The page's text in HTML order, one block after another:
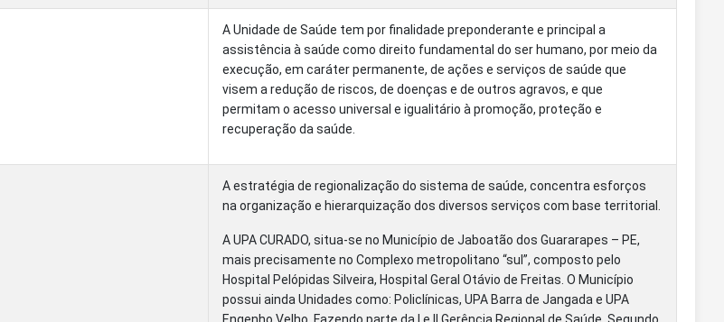
A Unidade de Saúde tem por finalidade preponderante e principal a
assistência à saúde como direito fundamental do ser humano, por meio da
execução, em caráter permanente, de ações e serviços de saúde que
visem a redução de riscos, de doenças e de outros agravos, e que
permitam o acesso universal e igualitário à promoção, proteção e
recuperação da saúde.
A estratégia de regionalização do sistema de saúde, concentra esforços
na organização e hierarquização dos diversos serviços com base territorial.
A UPA CURADO, situa-se no Município de Jaboatão dos Guararapes – PE,
mais precisamente no Complexo metropolitano “sul”, composto pelo
Hospital Pelópidas Silveira, Hospital Geral Otávio de Freitas. O Município
possui ainda Unidades como: Policlínicas, UPA Barra de Jangada e UPA